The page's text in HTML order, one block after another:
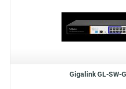
Gigalink GL-SW-